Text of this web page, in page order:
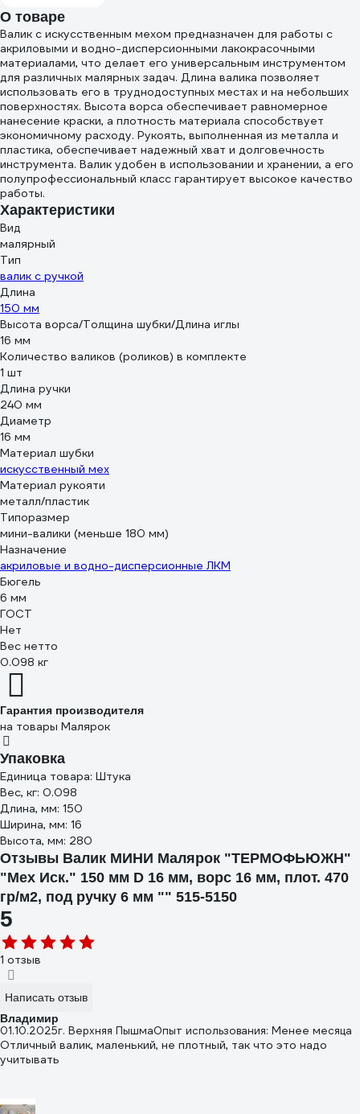
О товаре
Валик с искусственным мехом предназначен для работы с
акриловыми и водно-дисперсионными лакокрасочными
материалами, что делает его универсальным инструментом
для различных малярных задач. Длина валика позволяет
использовать его в труднодоступных местах и на небольших
поверхностях. Высота ворса обеспечивает равномерное
нанесение краски, а плотность материала способствует
экономичному расходу. Рукоять, выполненная из металла и
пластика, обеспечивает надежный хват и долговечность
инструмента. Валик удобен в использовании и хранении, а его
полупрофессиональный класс гарантирует высокое качество
работы.
Характеристики
Вид
малярный
Тип
валик с ручкой
Длина
150 мм
Высота ворса/Толщина шубки/Длина иглы
16 мм
Количество валиков (роликов) в комплекте
1 шт
Длина ручки
240 мм
Диаметр
16 мм
Материал шубки
искусственный мех
Материал рукояти
металл/пластик
Типоразмер
мини-валики (меньше 180 мм)
Назначение
акриловые и водно-дисперсионные ЛКМ
Бюгель
6 мм
ГОСТ
Нет
Вес нетто
0.098 кг
Гарантия производителя
на товары Малярок
Упаковка
Единица товара: Штука
Вес, кг: 0.098
Длина, мм: 150
Ширина, мм: 16
Высота, мм: 280
Отзывы Валик МИНИ Малярок "ТЕРМОФЬЮЖН"
"Мех Иск." 150 мм D 16 мм, ворс 16 мм, плот. 470
гр/м2, под ручку 6 мм "" 515-5150
5
1 отзыв
Написать отзыв
Владимир
01.10.2025г. Верхняя ПышмаОпыт использования: Менее месяца
Отличный валик, маленький, не плотный, так что это надо
учитывать